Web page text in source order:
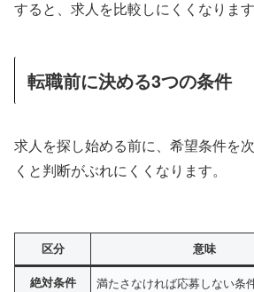
すると、求人を比較しにくくなります
転職前に決める3つの条件
求人を探し始める前に、希望条件を
くと判断がぶれにくくなります。
区分 意味
絶対条件 満たさなければ応募しない条